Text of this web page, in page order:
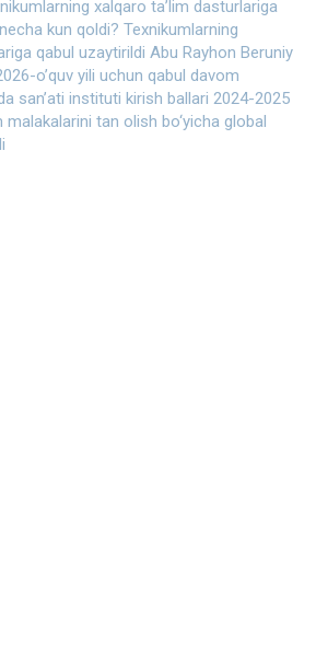
xalqaro ta’lim dasturlariga
kun qoldi? Texnikumlarning
qabul uzaytirildi Abu Rayhon Beruniy
o’quv yili uchun qabul davom
san’ati instituti kirish ballari 2024-2025
malakalarini tan olish bo‘yicha global